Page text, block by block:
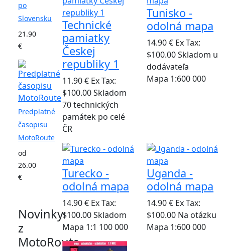
po
Slovensku
21.90
€
Predplatné
časopisu
MotoRoute
od
26.00
€
Novinky
z
MotoRoute
Technické
pamiatky
Českej
republiky 1
11.90 € Ex Tax:
$100.00Skladom
70 technických
památek po celé
ČR
Tunisko -
odolná mapa
14.90 € Ex Tax:
$100.00Skladom u
dodávateľa
Mapa 1:600 000
Turecko -
odolná mapa
14.90 € Ex Tax:
$100.00Skladom
Mapa 1:1 100 000
Uganda -
odolná mapa
14.90 € Ex Tax:
$100.00 Na otázku
Mapa 1:600 000